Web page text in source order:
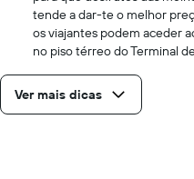
tende a dar-te o melhor
os viajantes podem aceder
no piso térreo do Terminal
Ver mais dicas